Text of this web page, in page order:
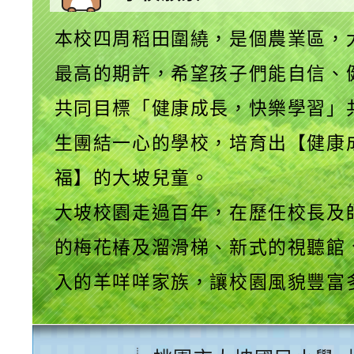
本校四周稻田圍繞，是個農業區
最高的期許，希望孩子們能自信
共同目標「健康成長，快樂學習
生團結一心的學校，培育出【健
福】的大坡兒童。
大坡校園走過百年，在歷任校長
的梅花椿及溜滑梯、新式的視聽
入的羊咩咩家族，讓校園風貌豐